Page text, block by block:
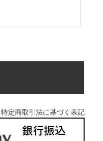
特定商取引法に基づく表記